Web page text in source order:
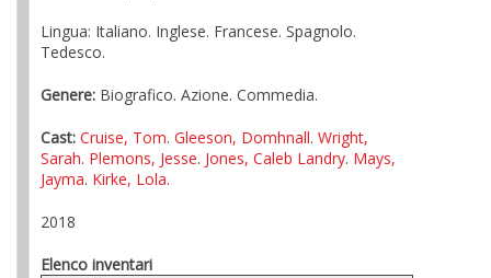
Lingua: Italiano. Inglese. Francese. Spagnolo.
Tedesco.
Genere: Biografico. Azione. Commedia.
Cast: Cruise, Tom. Gleeson, Domhnall. Wright,
Sarah. Plemons, Jesse. Jones, Caleb Landry. Mays,
Jayma. Kirke, Lola.
2018
Elenco inventari